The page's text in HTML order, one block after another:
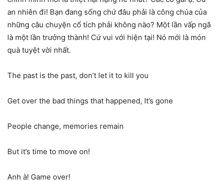
an nhiên đi! Bạn đang sống chứ đâu phải là công chúa của
những câu chuyện cổ tích phải không nào? Một lần vấp ngã
là một lần trưởng thành! Cứ vui với hiện tại! Nó mới là món
quà tuyệt vời nhất.
The past is the past, don’t let it to kill you
Get over the bad things that happened, It’s gone
People change, memories remain
But it’s time to move on!
Anh à! Game over!